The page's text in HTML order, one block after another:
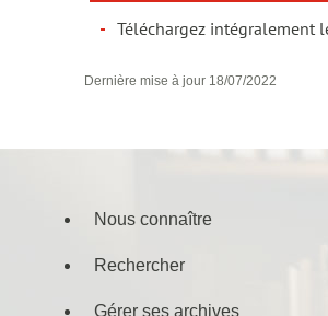
Téléchargez intégralement
Dernière mise à jour 18/07/2022
Menu
de
Nous connaître
Rechercher
Gérer ses archives